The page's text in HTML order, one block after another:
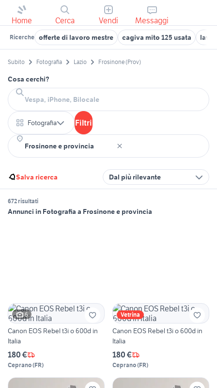
Home Cerca Vendi Messaggi
Ricerche offerte di lavoro mestre cagiva mito 125 usata
Subito Fotografia Lazio Frosinone (Prov)
Cosa cerchi?
Fotografia Filtri
Salva ricerca Dal più rilevante
672 risultati
Annunci in Fotografia a Frosinone e provincia
6
Canon EOS Rebel t3i o 600d in
Italia
180 €
Ceprano(FR)
Vetrina
Canon EOS Rebel t3i o 600d in
Italia
180 €
Ceprano(FR)